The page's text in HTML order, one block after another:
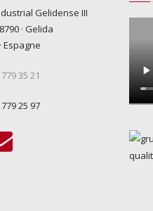
Gelidense III
· Gelida
Espagne
35 21
25 97